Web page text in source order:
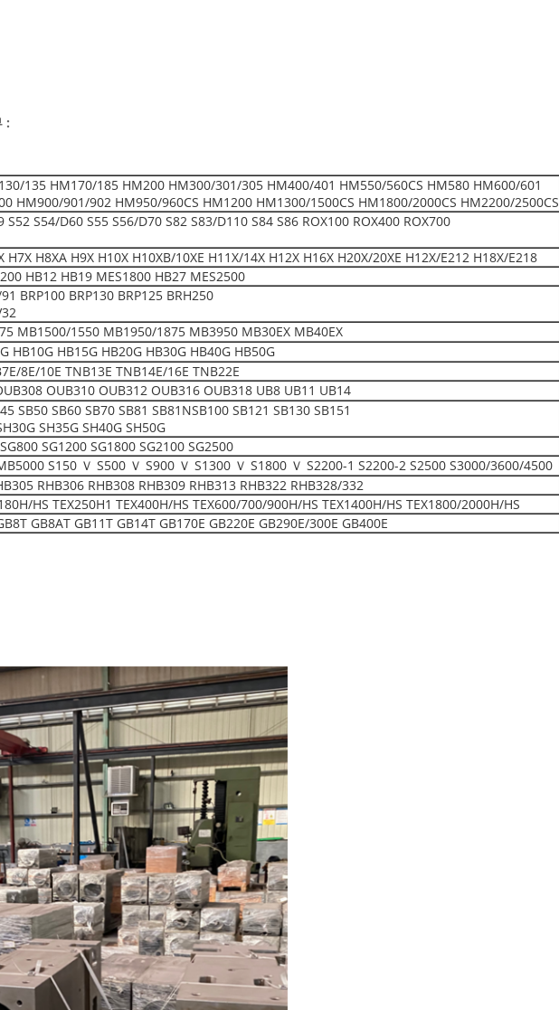
:
135 HM170/185 HM200 HM300/301/305 HM400/401 HM550/560CS HM580 HM600/601
HM900/901/902 HM950/960CS HM1200 HM1300/1500CS HM1800/2000CS HM2200/2500CS
S54/D60 S55 S56/D70 S82 S83/D110 S84 S86 ROX100 ROX400 ROX700
H7X H8XA H9X H10X H10XB/10XE H11X/14X H12X H16X H20X/20XE H12X/E212 H18X/E218
HB12 HB19 MES1800 HB27 MES2500
BRP100 BRP130 BRP125 BRH250
MB1500/1550 MB1950/1875 MB3950 MB30EX MB40EX
HB10G HB15G HB20G HB30G HB40G HB50G
8E/10E TNB13E TNB14E/16E TNB22E
OUB310 OUB312 OUB316 OUB318 UB8 UB11 UB14
SB50 SB60 SB70 SB81 SB81NSB100 SB121 SB130 SB151
SH35G SH40G SH50G
SG1200 SG1800 SG2100 SG2500
S150 Ｖ S500 Ｖ S900 Ｖ S1300 Ｖ S1800 Ｖ S2200-1 S2200-2 S2500 S3000/3600/4500
RHB306 RHB308 RHB309 RHB313 RHB322 RHB328/332
HS TEX250H1 TEX400H/HS TEX600/700/900H/HS TEX1400H/HS TEX1800/2000H/HS
GB8AT GB11T GB14T GB170E GB220E GB290E/300E GB400E